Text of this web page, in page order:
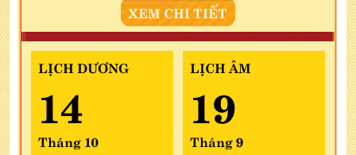
XEM CHI TIẾT
LỊCH DƯƠNG
14
Tháng 10
LỊCH ÂM
19
Tháng 9